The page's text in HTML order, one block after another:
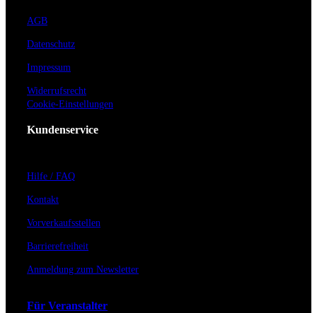
AGB
Datenschutz
Impressum
Widerrufsrecht
Cookie-Einstellungen
Kundenservice
Hilfe / FAQ
Kontakt
Vorverkaufsstellen
Barrierefreiheit
Anmeldung zum Newsletter
Für Veranstalter